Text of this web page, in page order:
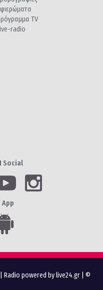
TV
radio
Social
Radio powered by live24.gr | ©